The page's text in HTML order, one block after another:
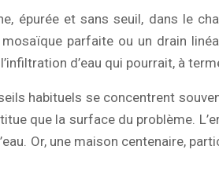
épurée et sans seuil, dans le
parfaite ou un drain
d’eau qui pourrait, à
habituels se concentrent
que la surface du problème.
Or, une maison centenaire,